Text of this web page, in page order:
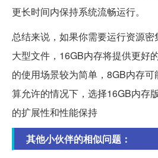
更长时间内保持系统流畅运行。
总结来说，如果你需要运行资源
大型文件，16GB内存将提供更好
的使用场景较为简单，8GB内存
算允许的情况下，选择16GB内存
的扩展性和性能保持
其他小伙伴的相似问题：